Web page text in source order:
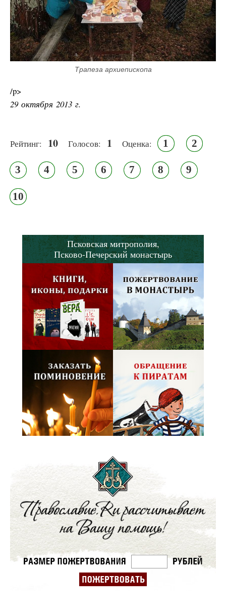
Трапеза архиепископа
/p>
29 октября 2013 г.
Рейтинг: 10 Голосов: 1 Оценка: 1 2
3 4 5 6 7 8 9
10
Псковская митрополия,
Псково-Печерский монастырь